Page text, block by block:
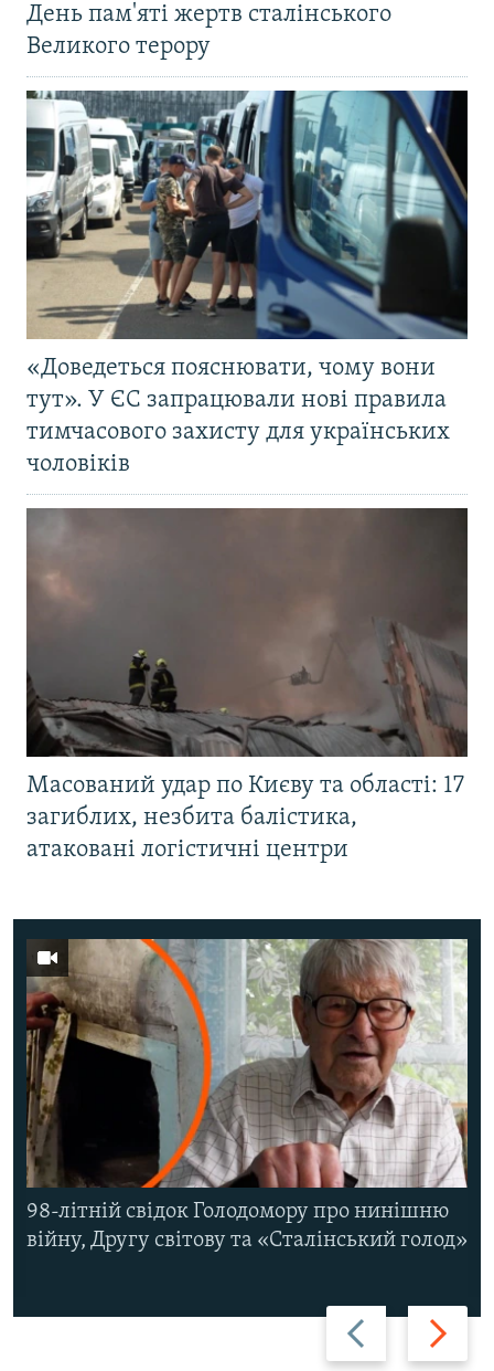
День пам'яті жертв сталінського
Великого терору
«Доведеться пояснювати, чому вони
тут». У ЄС запрацювали нові правила
тимчасового захисту для українських
чоловіків
Масований удар по Києву та області: 17
загиблих, незбита балістика,
атаковані логістичні центри
Назад Вперед
98-літній свідок Голодомору про нинішню
війну, Другу світову та «Сталінський голод»